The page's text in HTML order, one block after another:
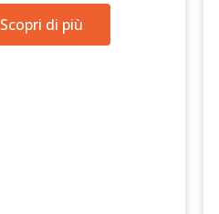
Scopri di più